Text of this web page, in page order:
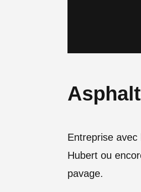
Entreprise avec
Hubert ou
pavage.